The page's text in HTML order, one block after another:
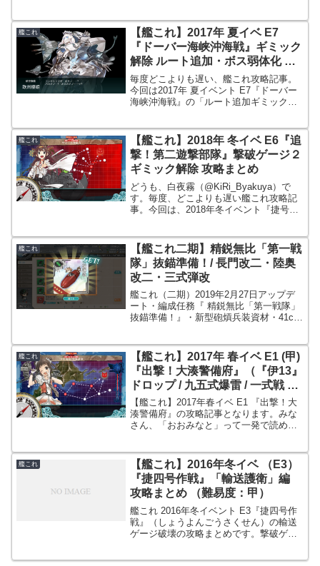
艦これ
【艦これ】2017年 夏イベ E7
『ドーバー海峡沖海戦』ギミック
解除 ルート追加・ボス弱体化 攻
略まとめ / 編成・装備
毎度どこよりも遅い、艦これ攻略記事。
今回は2017年 夏イベント E7『ドーバー
海峡沖海戦』の「ルート追加ギミック」
の内容となります。最短ルートで攻略す
ればたった４回の出撃でギミックが解除
出来ます。少々ややこしいですが頑張り
ましょう。
艦これ
【艦これ】2018年 冬イベ E6『追
撃！第二遊撃部隊』撃破ゲージ２
ギミック解除 攻略まとめ
どうも、白夜霧（@KiRi_Byakuya）で
す。毎度、どこよりも遅い艦これ攻略記
事。今回は、2018年冬イベント『捷号決
2を出現・開放するためのギミック解除の
攻略記事...
艦これ
【艦これ二期】精鋭無比「第一戦
隊」抜錨準備！/ 長門改二・陸奥
改二・三式弾改
艦これ（二期）2019年2月27日アップデ
ート・編成任務『 精鋭無比「第一戦隊」
抜錨準備！』・新型砲熕兵装資材・41cm
艦これ
【艦これ】2017年 春イベ E1 (甲)
『出撃！大湊警備府』（『伊13』
ドロップ / 九五式爆雷 / 一式戦 隼
Ⅱ型 / 四週年記念）
【艦これ】2017年春イベ E1 『出撃！大
湊警備府』の攻略記事となります。みな
さん、「おおみなと」って一発で読めま
艦これ
【艦これ】2016年冬イベ （E3）
『捷四号作戦』「輸送護衛」編
攻略まとめ （難易度：甲）
艦これ 2016年冬イベント E3『捷四号作
戦』（しょうよんごうさくせん）の輸送
ゲージ破壊の攻略まとめです。撃破ゲー